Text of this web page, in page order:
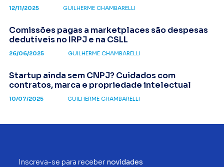
12/11/2025 GUILHERME CHAMBARELLI
Comissões pagas a marketplaces são despesas
dedutíveis no IRPJ e na CSLL
26/06/2025 GUILHERME CHAMBARELLI
Startup ainda sem CNPJ? Cuidados com
contratos, marca e propriedade intelectual
10/07/2025 GUILHERME CHAMBARELLI
Inscreva-se para receber novidades